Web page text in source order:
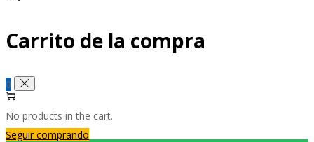
Carrito de la compra
0
No products in the cart.
Seguir comprando